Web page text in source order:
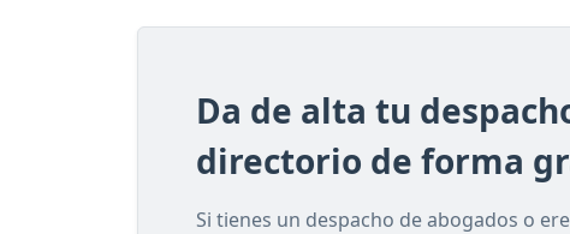
Da de alta tu
directorio de forma
Si tienes un despacho de abogados o